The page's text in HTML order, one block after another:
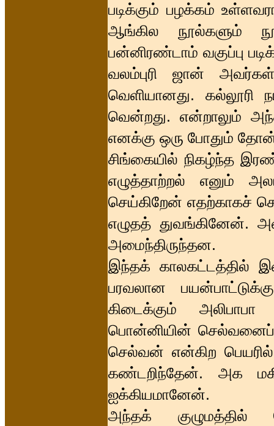
படிக்கும் பழக்கம்
ஆங்கில நூல்களும்
பன்னிரண்டாம் வகுப்பு
வலம்புரி ஜான்
வெளியானது. கல்லூரி
வென்றது. என்றாலும்
எனக்கு ஒரு போதும்
சிங்கையில் நிகழ்ந்த
எழுத்தாற்றல் எனும்
செய்கிறேன் எதற்காகச்
எழுதத் துவங்கினேன்.
அமைந்திருந்தன.
இந்தக் காலகட்டத்தில்
பரவலான
கிடைக்கும்
பொன்னியின் செல்வனைப்
செல்வன் என்கிற
கண்டறிந்தேன். அக
ஐக்கியமானேன்.
அந்தக் குழுமத்தில்